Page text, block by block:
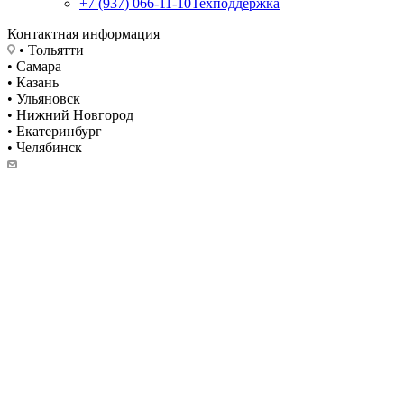
+7 (937) 066-11-10 Техподдержка
Контактная информация
• Тольятти
• Самара
• Казань
• Ульяновск
• Нижний Новгород
• Екатеринбург
• Челябинск